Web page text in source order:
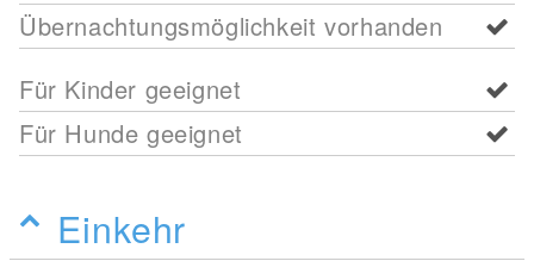
Übernachtungsmöglichkeit vorhanden
Für Kinder geeignet
Für Hunde geeignet
Einkehr